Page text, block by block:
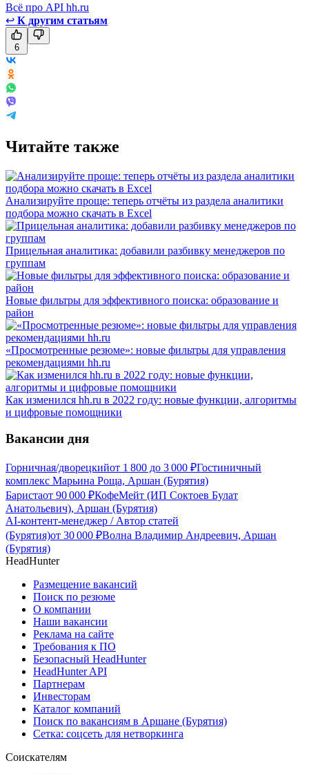
Всё про API hh.ru
↩ К другим статьям
6
Читайте также
Анализируйте проще: теперь отчёты из раздела аналитики
подбора можно скачать в Excel
Прицельная аналитика: добавили разбивку менеджеров по
группам
Новые фильтры для эффективного поиска: образование и
район
«Просмотренные резюме»: новые фильтры для управления
рекомендациями hh.ru
Как изменился hh.ru в 2022 году: новые функции, алгоритмы
и цифровые помощники
Вакансии дня
Горничная/дворецкийот 1 800 до 3 000 ₽Гостиничный
комплекс Марьина Роща, Аршан (Бурятия)
Баристаот 90 000 ₽КофеМейт (ИП Соктоев Булат
Анатольевич), Аршан (Бурятия)
AI-контент-менеджер / Автор статей
(Бурятия)от 30 000 ₽Волна Владимир Андреевич, Аршан
(Бурятия)
HeadHunter
Размещение вакансий
Поиск по резюме
О компании
Наши вакансии
Реклама на сайте
Требования к ПО
Безопасный HeadHunter
HeadHunter API
Партнерам
Инвесторам
Каталог компаний
Поиск по вакансиям в Аршане (Бурятия)
Сетка: соцсеть для нетворкинга
Соискателям